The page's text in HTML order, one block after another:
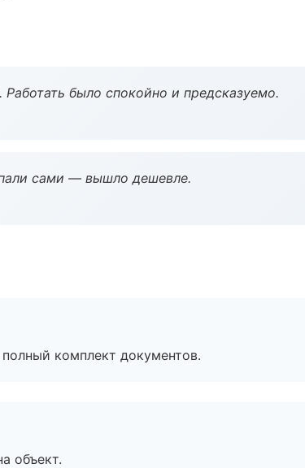
было спокойно и предсказуемо.
сами — вышло дешевле.
комплект документов.
объект.